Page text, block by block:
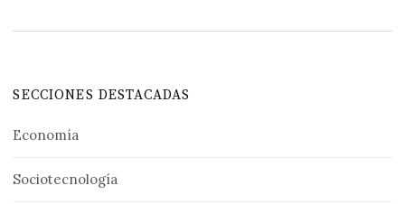
SECCIONES DESTACADAS
Economía
Sociotecnología